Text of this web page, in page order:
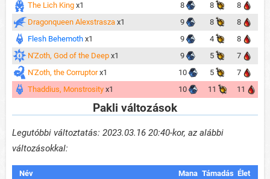
The Lich King x1 8 8
8
Dragonqueen Alexstrasza x1 9 8
8
Flesh Behemoth x1 9 4
8
N'Zoth, God of the Deep x1 9 5
7
N'Zoth, the Corruptor x1 10 5
7
Thaddius, Monstrosity x1 10 11 11
Pakli változások
Legutóbbi változtatás: 2023.03.16 20:40-kor, az alábbi
változásokkal:
Név Mana Támadás Élet